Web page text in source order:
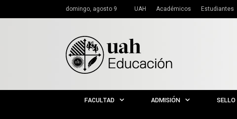
domingo, agosto 9 UAH Académicos Estudiantes
FACULTAD ADMISIÓN